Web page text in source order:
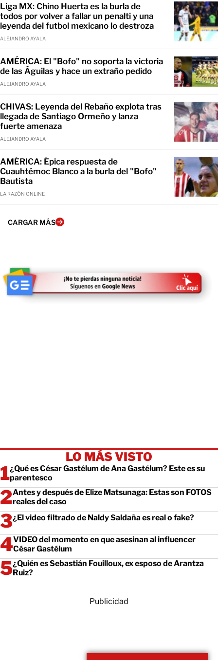
Liga MX: Chino Huerta es la burla de
todos por volver a fallar un penalti y una
leyenda del futbol mexicano lo destroza
ALEJANDRO AYALA
AMÉRICA: El "Bofo" no soporta la victoria
de las Águilas y hace un extraño pedido
ALEJANDRO AYALA
CHIVAS: Leyenda del Rebaño explota tras
llegada de Santiago Ormeño y lanza
fuerte amenaza
ALEJANDRO AYALA
AMÉRICA: Épica respuesta de
Cuauhtémoc Blanco a la burla del "Bofo"
Bautista
LA RAZÓN ONLINE
CARGAR MÁS
LO MÁS VISTO
¿Qué es César Gastélum de Ana Gastélum? Este es su
parentesco
Antes y después de Elize Matsunaga: Estas son FOTOS
reales del caso
¿El video filtrado de Naldy Saldaña es real o fake?
VIDEO del momento en que asesinan al influencer
César Gastélum
¿Quién es Sebastián Fouilloux, ex esposo de Arantza
Ruiz?
Publicidad